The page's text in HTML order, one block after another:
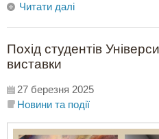
Читати далі
Похід студентів
виставки
27 березня 2025
Новини та події